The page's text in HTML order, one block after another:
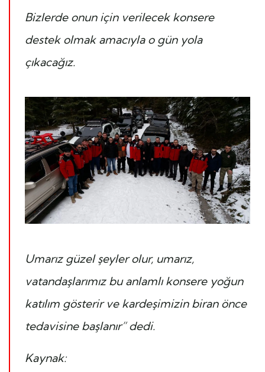
Bizlerde onun için verilecek konsere
destek olmak amacıyla o gün yola
çıkacağız.
Umarız güzel şeyler olur, umarız,
vatandaşlarımız bu anlamlı konsere yoğun
katılım gösterir ve kardeşimizin biran önce
tedavisine başlanır” dedi.
Kaynak: